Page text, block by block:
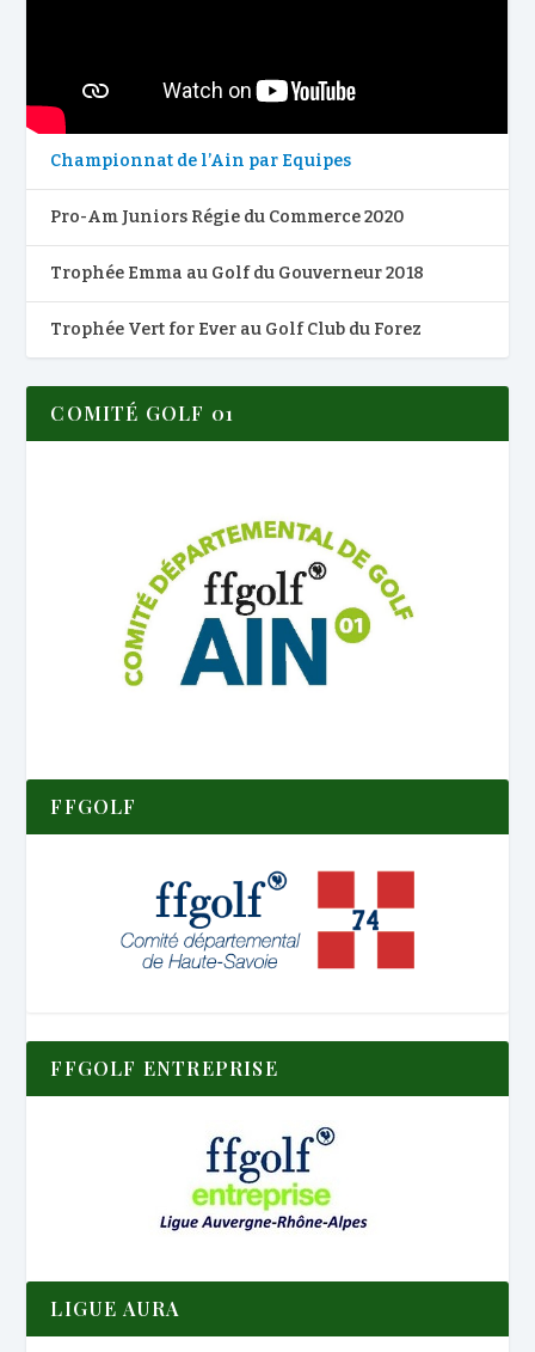
Championnat de l’Ain par Equipes
Pro-Am Juniors Régie du Commerce 2020
Trophée Emma au Golf du Gouverneur 2018
Trophée Vert for Ever au Golf Club du Forez
COMITÉ GOLF 01
FFGOLF
FFGOLF ENTREPRISE
LIGUE AURA